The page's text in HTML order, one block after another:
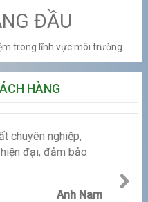
Tham
theo khối
càng giảm.
ĐẦU
trong lĩnh vực môi trường
HÀNG
chuyên nghiệp,
đại, đảm bảo
Anh Nam